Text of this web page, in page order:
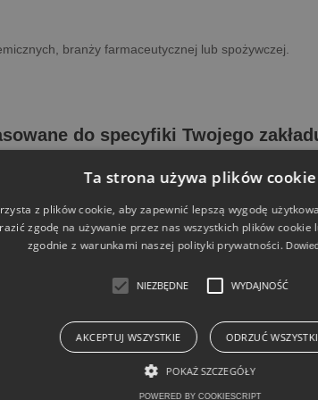
branży farmaceutycznej lub spożywczej.
do specyfiki Twojego
w procesach przemysłowych (w zależności od
Ta strona używa plików cookie
z plików cookie, aby zapewnić lepszą wygodę
zgodę na używanie przez nas wszystkich plików cookie
zgodnie z warunkami naszej polityki prywatności.
NIEZBĘDNE WYDAJNOŚĆ
AKCEPTUJ WSZYSTKIE ODRZUĆ
POKAŻ SZCZEGÓŁY
POWERED BY COOKIESCRIPT